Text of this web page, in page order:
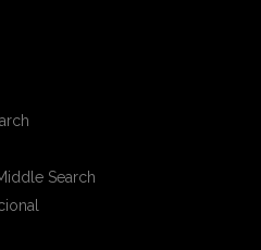
Search